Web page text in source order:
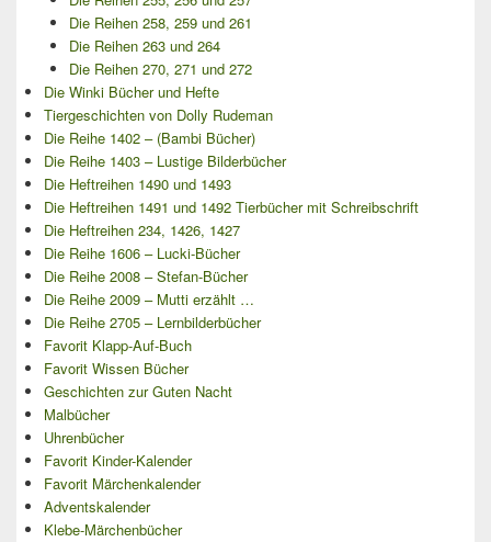
Die Reihen 258, 259 und 261
Die Reihen 263 und 264
Die Reihen 270, 271 und 272
Die Winki Bücher und Hefte
Tiergeschichten von Dolly Rudeman
Die Reihe 1402 – (Bambi Bücher)
Die Reihe 1403 – Lustige Bilderbücher
Die Heftreihen 1490 und 1493
Die Heftreihen 1491 und 1492 Tierbücher mit Schreibschrift
Die Heftreihen 234, 1426, 1427
Die Reihe 1606 – Lucki-Bücher
Die Reihe 2008 – Stefan-Bücher
Die Reihe 2009 – Mutti erzählt …
Die Reihe 2705 – Lernbilderbücher
Favorit Klapp-Auf-Buch
Favorit Wissen Bücher
Geschichten zur Guten Nacht
Malbücher
Uhrenbücher
Favorit Kinder-Kalender
Favorit Märchenkalender
Adventskalender
Klebe-Märchenbücher